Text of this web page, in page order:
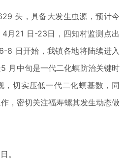
头，具备大发生虫源，预计今
月21 日-23日，四知村监测点出
8 日开始，我镇各地将陆续进入
月中旬是一代二化螟防治关键时
，切实压低一代二化螟基数，同
，密切关注福寿螺其发生动态做
。